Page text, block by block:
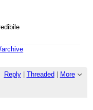
I e il matrimonio tra
che molti su
lo
Vegetable ha
gialli in Francia
l'elezione
di pace tra Kim
Reply| Threaded | More